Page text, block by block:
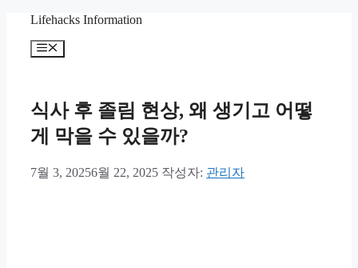
Lifehacks Information
메
식사 후 졸림 현상, 왜 생기고 어떻
게 막을 수 있을까?
7월 3, 20256월 22, 2025 작성자: 관리자